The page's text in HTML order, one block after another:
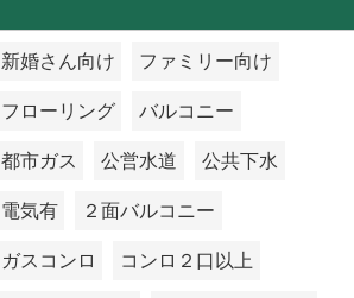
新婚さん向け ファミリー向け
フローリング バルコニー
都市ガス 公営水道 公共下水
電気有 ２面バルコニー
ガスコンロ コンロ２口以上